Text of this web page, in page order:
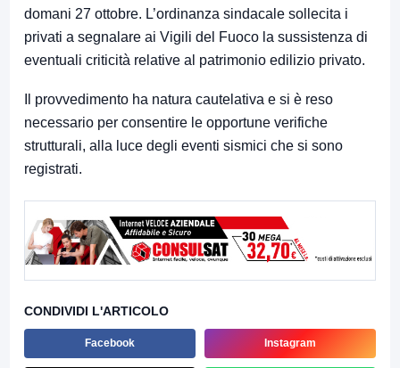
domani 27 ottobre. L’ordinanza sindacale sollecita i
privati a segnalare ai Vigili del Fuoco la sussistenza di
eventuali criticità relative al patrimonio edilizio privato.
Il provvedimento ha natura cautelativa e si è reso
necessario per consentire le opportune verifiche
strutturali, alla luce degli eventi sismici che si sono
registrati.
CONDIVIDI L'ARTICOLO
Facebook Instagram